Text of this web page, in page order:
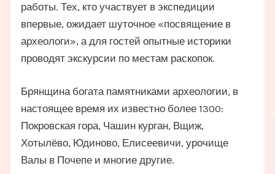
работы. Тех, кто участвует в экспедиции
впервые, ожидает шуточное «посвящение в
археологи», а для гостей опытные историки
проводят экскурсии по местам раскопок.
Брянщина богата памятниками археологии, в
настоящее время их известно более 1300:
Покровская гора, Чашин курган, Вщиж,
Хотылёво, Юдиново, Елисеевичи, урочище
Валы в Почепе и многие другие.